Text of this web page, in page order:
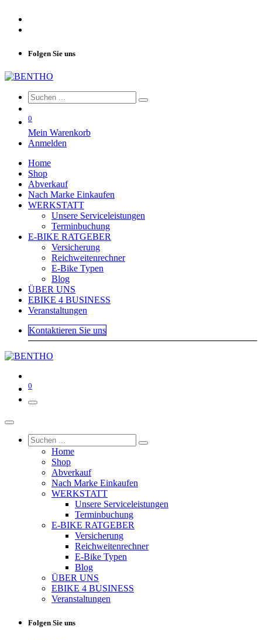
Folgen Sie uns
0
Mein Warenkorb
Anmelden
Home
Shop
Abverkauf
Nach Marke Einkaufen
WERKSTATT
Unsere Serviceleistungen
Terminbuchung
E-BIKE RATGEBER
Versicherung
Reichweitenrechner
E-Bike Typen
Blog
ÜBER UNS
EBIKE 4 BUSINESS
Veranstaltungen
Kontaktieren Sie uns
0
Home
Shop
Abverkauf
Nach Marke Einkaufen
WERKSTATT
Unsere Serviceleistungen
Terminbuchung
E-BIKE RATGEBER
Versicherung
Reichweitenrechner
E-Bike Typen
Blog
ÜBER UNS
EBIKE 4 BUSINESS
Veranstaltungen
Folgen Sie uns